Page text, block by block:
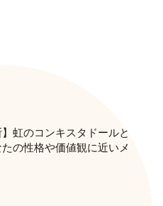
】虹のコンキスタドールと
の性格や価値観に近いメ
、fasmeの新診断がスター